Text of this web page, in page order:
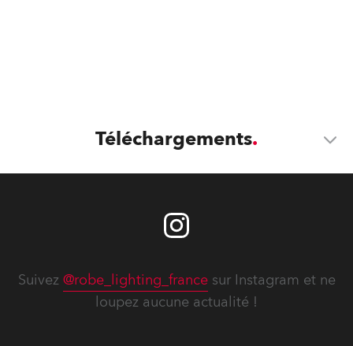
Téléchargements
Suivez @robe_lighting_francesur Instagram et ne
loupez aucune actualité !